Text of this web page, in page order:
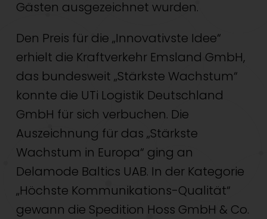
Gästen ausgezeichnet wurden.
Den Preis für die „Innovativste Idee“
erhielt die Kraftverkehr Emsland GmbH,
das bundesweit „Stärkste Wachstum“
konnte die UTi Logistik Deutschland
GmbH für sich verbuchen. Die
Auszeichnung für das „Stärkste
Wachstum in Europa“ ging an
Delamode Baltics UAB. In der Kategorie
„Höchste Kommunikations-Qualität“
gewann die Spedition Hoss GmbH & Co.